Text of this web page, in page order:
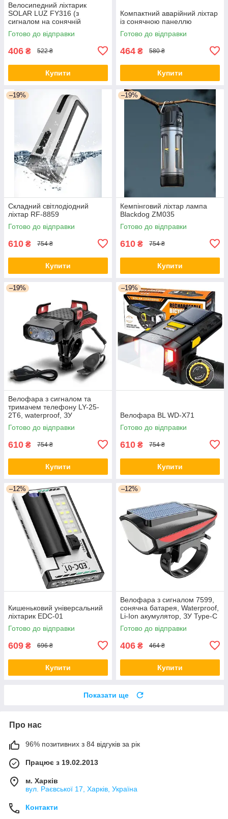
Велосипедний ліхтарик
SOLAR LUZ FY316 (з
сигналом на сонячній
батареї)
Готово до відправки
406 ₴ 522 ₴
Купити
Компактний аварійний ліхтар
із сонячною панеллю
Готово до відправки
464 ₴ 580 ₴
Купити
–19%
Складний світлодіодний
ліхтар RF-8859
Готово до відправки
610 ₴ 754 ₴
Купити
–19%
Кемпінговий ліхтар лампа
Blackdog ZM035
Готово до відправки
610 ₴ 754 ₴
Купити
–19%
Велофара з сигналом та
тримачем телефону LY-25-
2T6, waterproof, ЗУ
microUSB, Li-Ion
Готово до відправки
610 ₴ 754 ₴
Купити
–19%
Велофара BL WD-X71
Готово до відправки
610 ₴ 754 ₴
Купити
–12%
Кишеньковий універсальний
ліхтарик EDC-01
Готово до відправки
609 ₴ 696 ₴
Купити
–12%
Велофара з сигналом 7599,
сонячна батарея, Waterproof,
Li-Ion акумулятор, ЗУ Type-C
Готово до відправки
406 ₴ 464 ₴
Купити
Показати ще
Про нас
96% позитивних з 84 відгуків за рік
Працює з 19.02.2013
м. Харків
вул. Раєвської 17, Харків, Україна
Контакти